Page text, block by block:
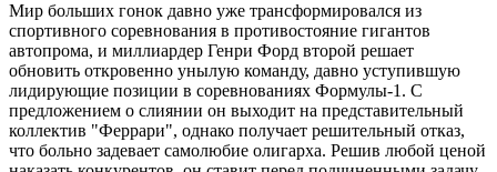
Мир больших гонок давно уже трансформировался из
спортивного соревнования в противостояние гигантов
автопрома, и миллиардер Генри Форд второй решает
обновить откровенно унылую команду, давно уступившую
лидирующие позиции в соревнованиях Формулы-1. С
предложением о слиянии он выходит на представительный
коллектив "Феррари", однако получает решительный отказ,
что больно задевает самолюбие олигарха. Решив любой ценой